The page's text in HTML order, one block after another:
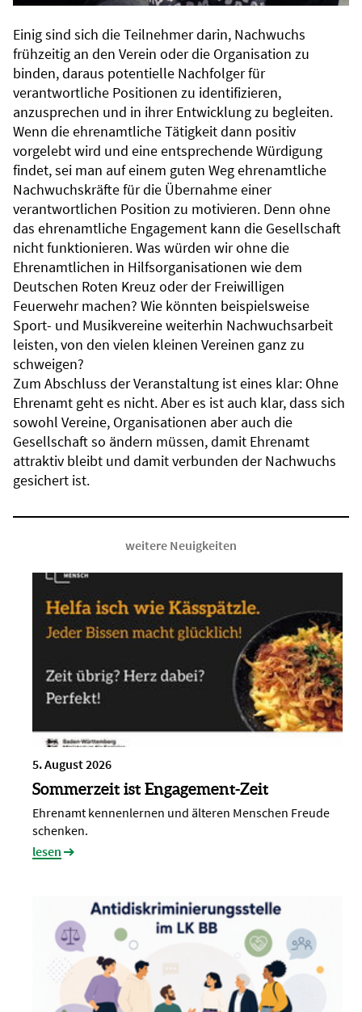
Einig sind sich die Teilnehmer darin, Nachwuchs
frühzeitig an den Verein oder die Organisation zu
binden, daraus potentielle Nachfolger für
verantwortliche Positionen zu identifizieren,
anzusprechen und in ihrer Entwicklung zu begleiten.
Wenn die ehrenamtliche Tätigkeit dann positiv
vorgelebt wird und eine entsprechende Würdigung
findet, sei man auf einem guten Weg ehrenamtliche
Nachwuchskräfte für die Übernahme einer
verantwortlichen Position zu motivieren. Denn ohne
das ehrenamtliche Engagement kann die Gesellschaft
nicht funktionieren. Was würden wir ohne die
Ehrenamtlichen in Hilfsorganisationen wie dem
Deutschen Roten Kreuz oder der Freiwilligen
Feuerwehr machen? Wie könnten beispielsweise
Sport- und Musikvereine weiterhin Nachwuchsarbeit
leisten, von den vielen kleinen Vereinen ganz zu
schweigen?
Zum Abschluss der Veranstaltung ist eines klar: Ohne
Ehrenamt geht es nicht. Aber es ist auch klar, dass sich
sowohl Vereine, Organisationen aber auch die
Gesellschaft so ändern müssen, damit Ehrenamt
attraktiv bleibt und damit verbunden der Nachwuchs
gesichert ist.
weitere Neuigkeiten
5. August 2026
Sommerzeit ist Engagement-Zeit
Ehrenamt kennenlernen und älteren Menschen Freude
schenken.
lesen